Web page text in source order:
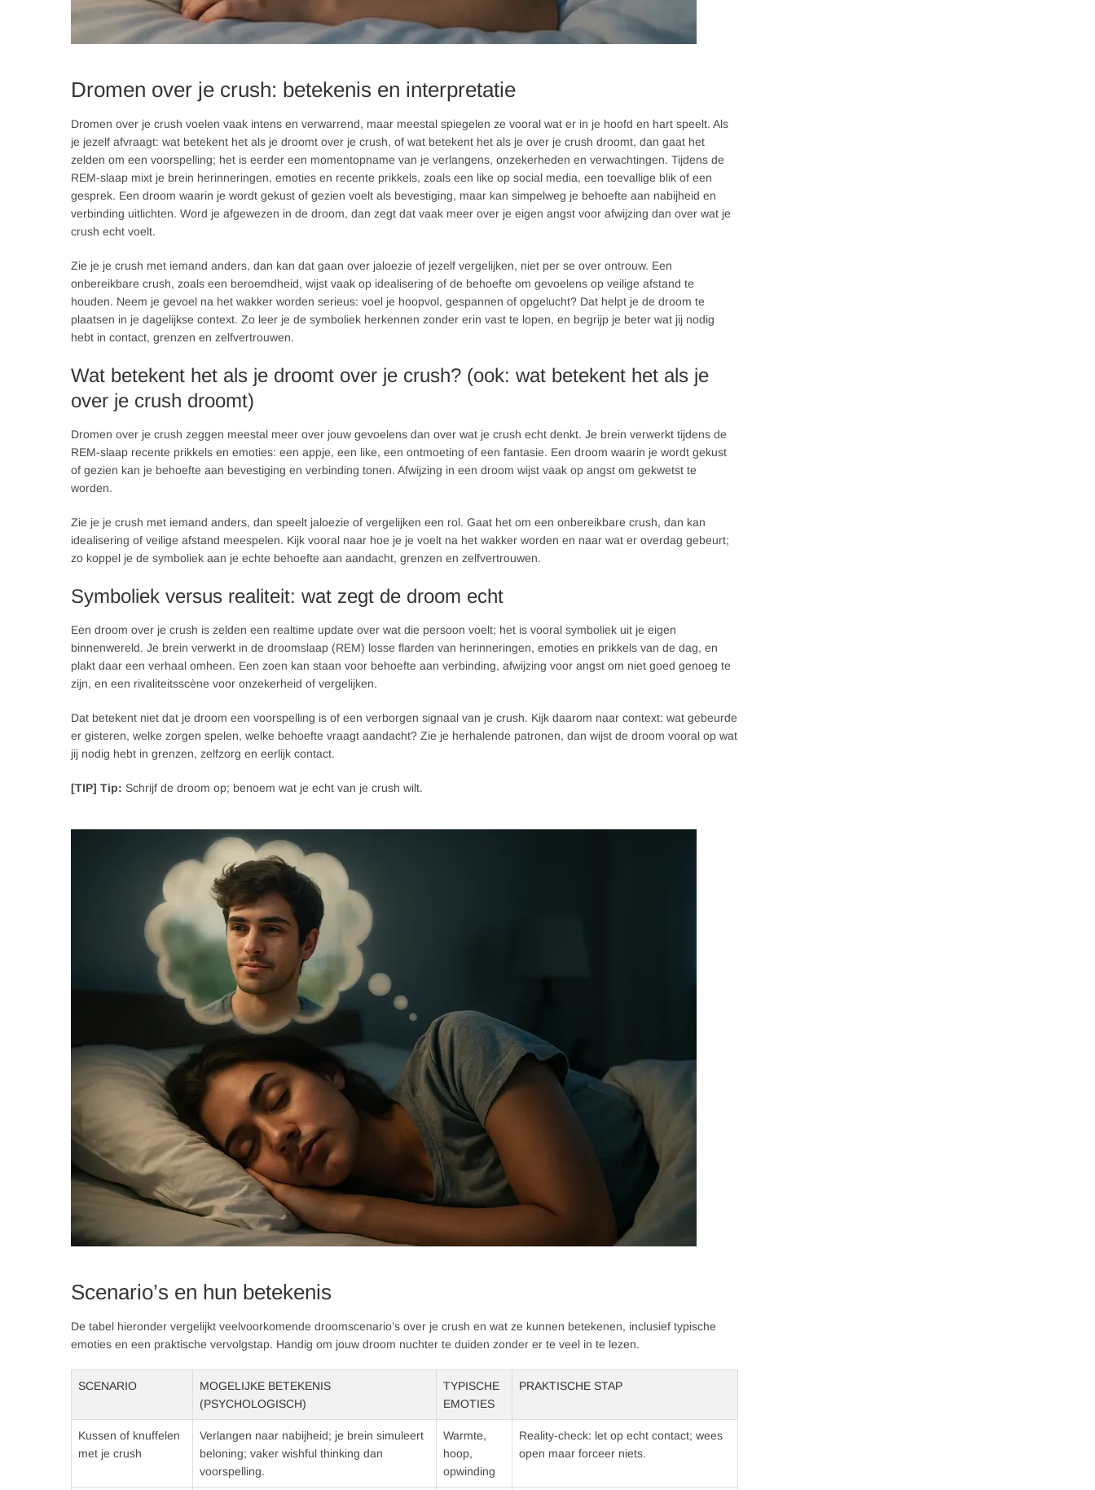
Dromen over je crush: betekenis en interpretatie
Dromen over je crush voelen vaak intens en verwarrend, maar meestal spiegelen ze vooral wat er in je hoofd en hart speelt. Als
je jezelf afvraagt: wat betekent het als je droomt over je crush, of wat betekent het als je over je crush droomt, dan gaat het
zelden om een voorspelling; het is eerder een momentopname van je verlangens, onzekerheden en verwachtingen. Tijdens de
REM-slaap mixt je brein herinneringen, emoties en recente prikkels, zoals een like op social media, een toevallige blik of een
gesprek. Een droom waarin je wordt gekust of gezien voelt als bevestiging, maar kan simpelweg je behoefte aan nabijheid en
verbinding uitlichten. Word je afgewezen in de droom, dan zegt dat vaak meer over je eigen angst voor afwijzing dan over wat je
crush echt voelt.
Zie je je crush met iemand anders, dan kan dat gaan over jaloezie of jezelf vergelijken, niet per se over ontrouw. Een
onbereikbare crush, zoals een beroemdheid, wijst vaak op idealisering of de behoefte om gevoelens op veilige afstand te
houden. Neem je gevoel na het wakker worden serieus: voel je hoopvol, gespannen of opgelucht? Dat helpt je de droom te
plaatsen in je dagelijkse context. Zo leer je de symboliek herkennen zonder erin vast te lopen, en begrijp je beter wat jij nodig
hebt in contact, grenzen en zelfvertrouwen.
Wat betekent het als je droomt over je crush? (ook: wat betekent het als je
over je crush droomt)
Dromen over je crush zeggen meestal meer over jouw gevoelens dan over wat je crush echt denkt. Je brein verwerkt tijdens de
REM-slaap recente prikkels en emoties: een appje, een like, een ontmoeting of een fantasie. Een droom waarin je wordt gekust
of gezien kan je behoefte aan bevestiging en verbinding tonen. Afwijzing in een droom wijst vaak op angst om gekwetst te
worden.
Zie je je crush met iemand anders, dan speelt jaloezie of vergelijken een rol. Gaat het om een onbereikbare crush, dan kan
idealisering of veilige afstand meespelen. Kijk vooral naar hoe je je voelt na het wakker worden en naar wat er overdag gebeurt;
zo koppel je de symboliek aan je echte behoefte aan aandacht, grenzen en zelfvertrouwen.
Symboliek versus realiteit: wat zegt de droom echt
Een droom over je crush is zelden een realtime update over wat die persoon voelt; het is vooral symboliek uit je eigen
binnenwereld. Je brein verwerkt in de droomslaap (REM) losse flarden van herinneringen, emoties en prikkels van de dag, en
plakt daar een verhaal omheen. Een zoen kan staan voor behoefte aan verbinding, afwijzing voor angst om niet goed genoeg te
zijn, en een rivaliteitsscène voor onzekerheid of vergelijken.
Dat betekent niet dat je droom een voorspelling is of een verborgen signaal van je crush. Kijk daarom naar context: wat gebeurde
er gisteren, welke zorgen spelen, welke behoefte vraagt aandacht? Zie je herhalende patronen, dan wijst de droom vooral op wat
jij nodig hebt in grenzen, zelfzorg en eerlijk contact.
[TIP] Tip: Schrijf de droom op; benoem wat je echt van je crush wilt.
Scenario’s en hun betekenis
De tabel hieronder vergelijkt veelvoorkomende droomscenario’s over je crush en wat ze kunnen betekenen, inclusief typische
emoties en een praktische vervolgstap. Handig om jouw droom nuchter te duiden zonder er te veel in te lezen.
SCENARIO
MOGELIJKE BETEKENIS
(PSYCHOLOGISCH)
TYPISCHE
EMOTIES
PRAKTISCHE STAP
Kussen of knuffelen
met je crush
Verlangen naar nabijheid; je brein simuleert
beloning; vaker wishful thinking dan
voorspelling.
Warmte,
hoop,
opwinding
Reality-check: let op echt contact; wees
open maar forceer niets.